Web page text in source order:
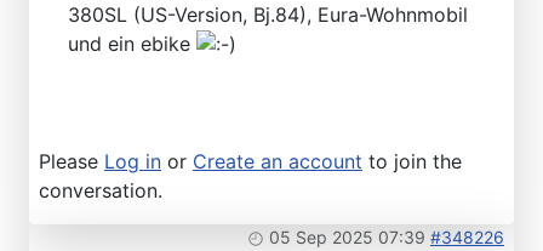
380SL (US-Version, Bj.84), Eura-Wohnmobil
und ein ebike
Please Log in or Create an account to join the
conversation.
05 Sep 2025 07:39 #348226